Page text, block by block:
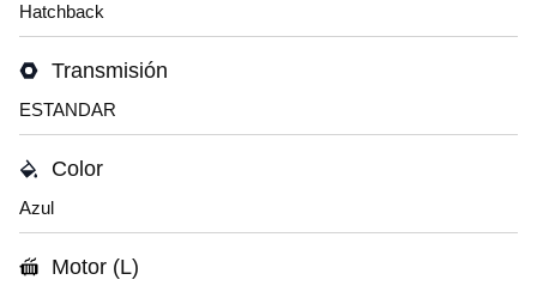
Hatchback
Transmisión
ESTANDAR
Color
Azul
Motor (L)